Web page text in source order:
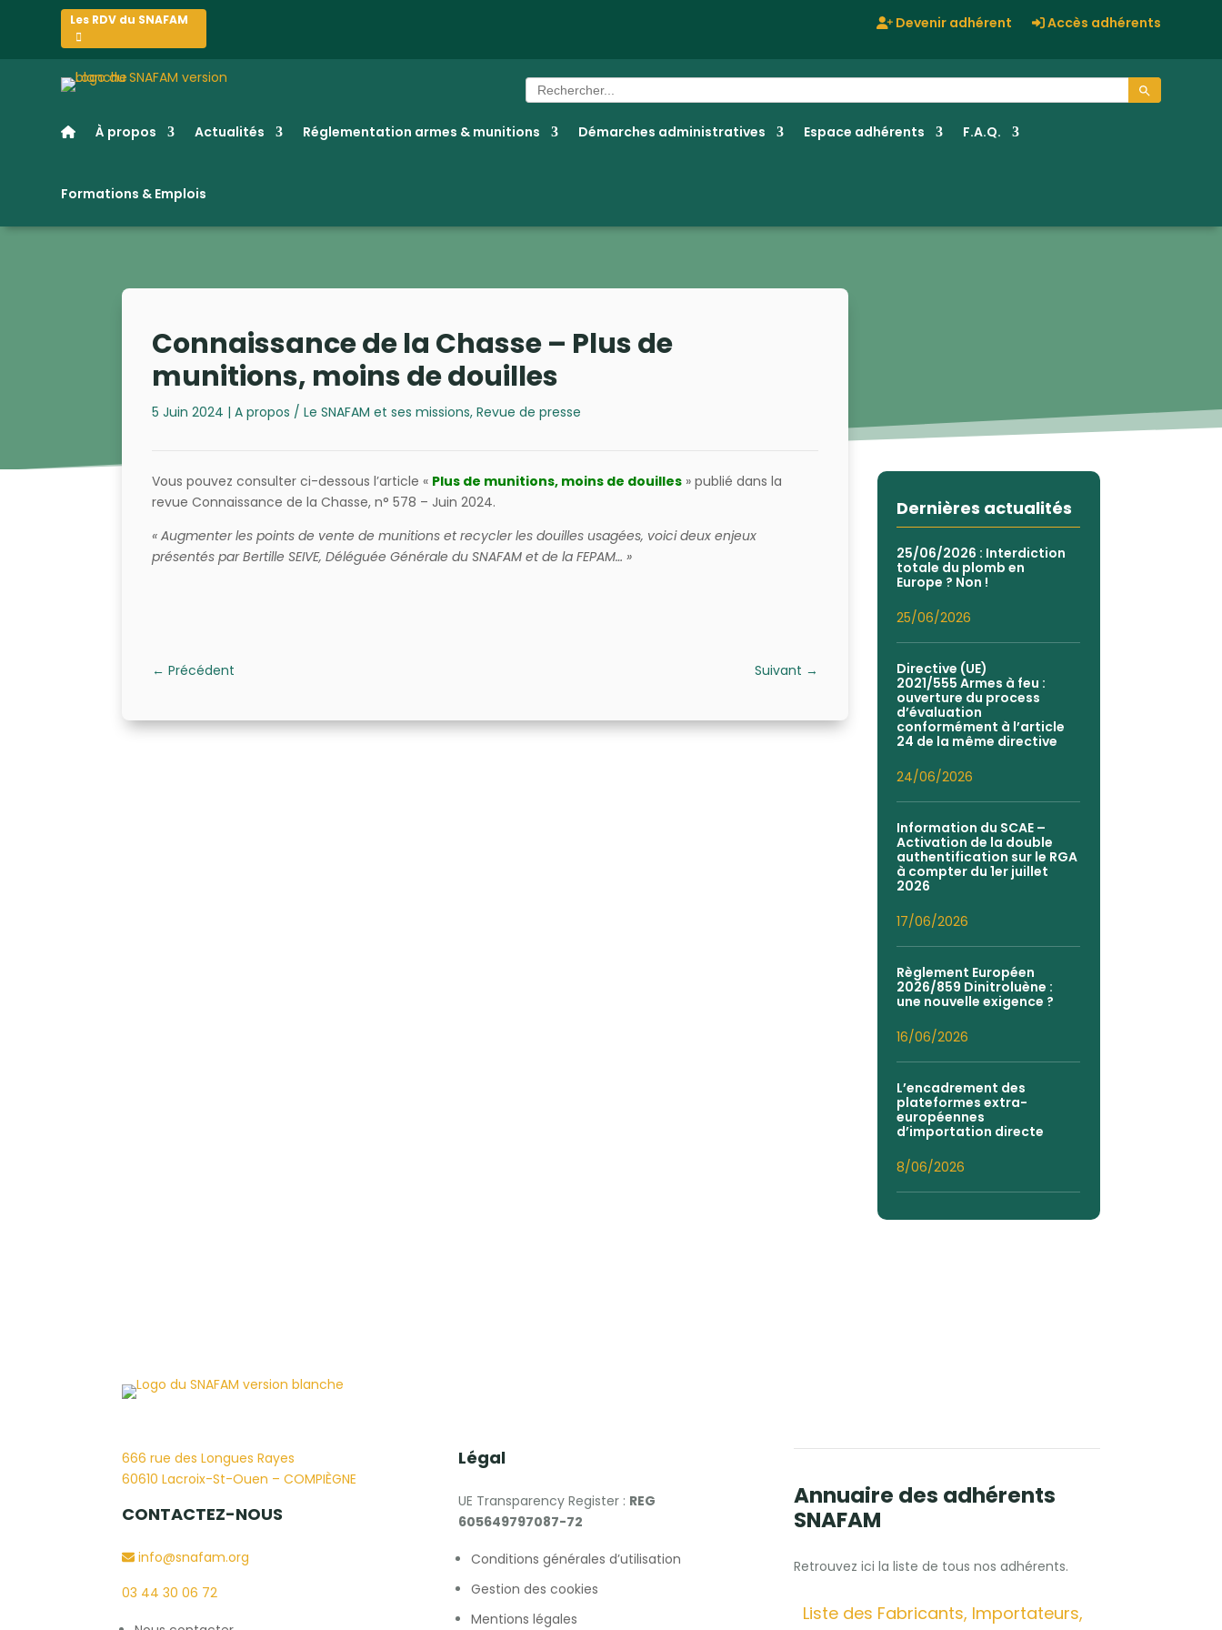
Les RDV du SNAFAM Devenir adhérent Accès adhérents
Search
for:
Search Button
À propos Actualités Réglementation armes & munitions Démarches administratives Espace adhérents F.A.Q.
Formations & Emplois
Connaissance de la Chasse – Plus de
munitions, moins de douilles
5 Juin 2024 | A propos / Le SNAFAM et ses missions, Revue de presse
Vous pouvez consulter ci-dessous l’article « Plus de munitions, moins de douilles» publié dans la
revue Connaissance de la Chasse, n° 578 – Juin 2024.
« Augmenter les points de vente de munitions et recycler les douilles usagées, voici deux enjeux
présentés par Bertille SEIVE, Déléguée Générale du SNAFAM et de la FEPAM… »
← Précédent Suivant →
Dernières actualités
25/06/2026 : Interdiction
totale du plomb en
Europe ? Non !
25/06/2026
Directive (UE)
2021/555 Armes à feu :
ouverture du process
d’évaluation
conformément à l’article
24 de la même directive
24/06/2026
Information du SCAE –
Activation de la double
authentification sur le RGA
à compter du 1er juillet
2026
17/06/2026
Règlement Européen
2026/859 Dinitroluène :
une nouvelle exigence ?
16/06/2026
L’encadrement des
plateformes extra-
européennes
d’importation directe
8/06/2026
666 rue des Longues Rayes
60610 Lacroix-St-Ouen – COMPIÈGNE
CONTACTEZ-NOUS
info@snafam.org
03 44 30 06 72
Légal
UE Transparency Register : REG
605649797087-72
Conditions générales d’utilisation
Gestion des cookies
Mentions légales
Annuaire des adhérents
SNAFAM
Retrouvez ici la liste de tous nos adhérents.
Liste des Fabricants, Importateurs,